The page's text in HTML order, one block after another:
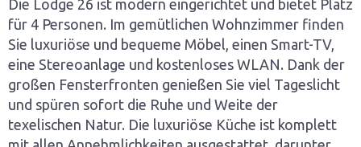
Die Lodge 26 ist modern eingerichtet und bietet Platz
für 4 Personen. Im gemütlichen Wohnzimmer finden
Sie luxuriöse und bequeme Möbel, einen Smart-TV,
eine Stereoanlage und kostenloses WLAN. Dank der
großen Fensterfronten genießen Sie viel Tageslicht
und spüren sofort die Ruhe und Weite der
texelischen Natur. Die luxuriöse Küche ist komplett